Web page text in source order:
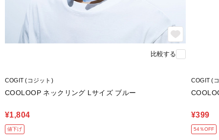
比較する
COGIT (コジット)
COOLOOP ネックリング Lサイズ ブルー
¥1,804
値下げ
COGIT (
¥399
54％OFF